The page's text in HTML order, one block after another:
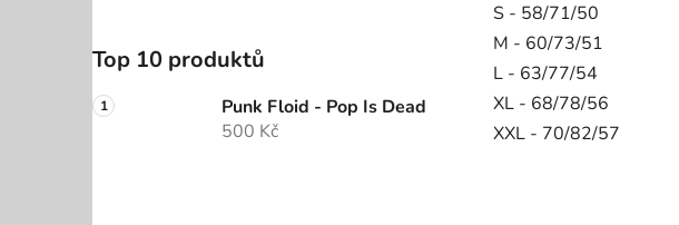
Top 10 produktů
Punk Floid - Pop Is Dead
500 Kč
S - 58/71/50
M - 60/73/51
L - 63/77/54
XL - 68/78/56
XXL - 70/82/57